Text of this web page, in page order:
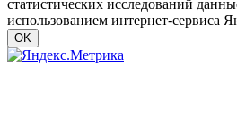
статистических исследований
использованием интернет-сервиса
OK